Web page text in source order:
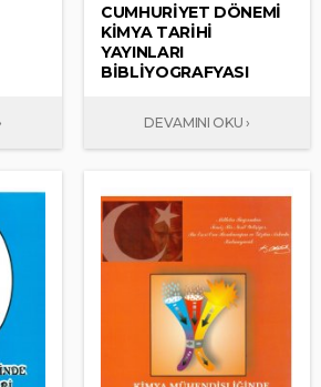
CUMHURİYET DÖNEMİ
KİMYA TARİHİ
YAYINLARI
BİBLİYOGRAFYASI